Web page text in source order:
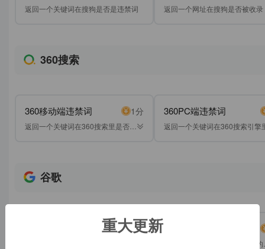
返回一个关键词在搜狗是否是违禁词 返回一个网址在搜狗是否被收录
360搜索
360移动端违禁词 1分
返回一个关键词在360搜索里是否是
360PC端违禁词
返回一个关键词在360搜索引擎
谷歌
1分
返回一个域名在谷歌里一月内
重大更新